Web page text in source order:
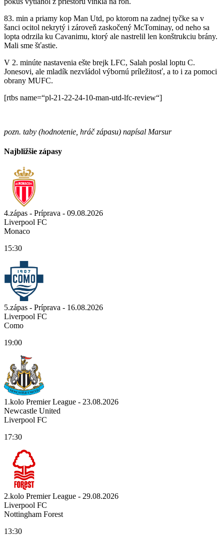
83. min a priamy kop Man Utd, po ktorom na zadnej tyčke sa v
šanci ocitol nekrytý i zároveň zaskočený McTominay, od neho sa
lopta odrzila ku Cavanimu, ktorý ale nastrelil len konštrukciu brány.
Mali sme šťastie.
V 2. minúte nastavenia ešte brejk LFC, Salah poslal loptu C.
Jonesovi, ale mladík nezvládol výbornú príležitosť, a to i za pomoci
obrany MUFC.
[rtbs name=“pl-21-22-24-10-man-utd-lfc-review“]
pozn. taby (hodnotenie, hráč zápasu) napísal Marsur
Najbližšie zápasy
4.zápas - Príprava - 09.08.2026
Liverpool FC
Monaco
15:30
5.zápas - Príprava - 16.08.2026
Liverpool FC
Como
19:00
1.kolo Premier League - 23.08.2026
Newcastle United
Liverpool FC
17:30
2.kolo Premier League - 29.08.2026
Liverpool FC
Nottingham Forest
13:30